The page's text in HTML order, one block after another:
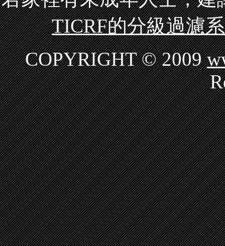
TICRF的分級過濾
COPYRIGHT © 2009